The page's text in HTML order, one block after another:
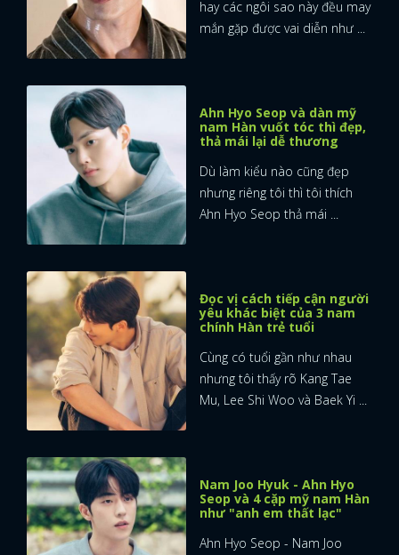
FACEBOOK GOOGLE
hay các ngôi sao này đều may
mắn gặp được vai diễn như ...
Ahn Hyo Seop và dàn mỹ
nam Hàn vuốt tóc thì đẹp,
thả mái lại dễ thương
Dù làm kiểu nào cũng đẹp
nhưng riêng tôi thì tôi thích
Ahn Hyo Seop thả mái ...
Đọc vị cách tiếp cận người
yêu khác biệt của 3 nam
chính Hàn trẻ tuổi
Cùng có tuổi gần như nhau
nhưng tôi thấy rõ Kang Tae
Mu, Lee Shi Woo và Baek Yi ...
Nam Joo Hyuk - Ahn Hyo
Seop và 4 cặp mỹ nam Hàn
như "anh em thất lạc"
Ahn Hyo Seop - Nam Joo